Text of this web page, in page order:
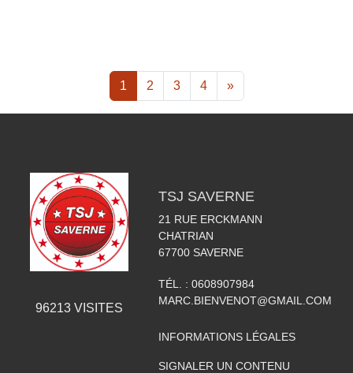
1 2 3 4 »
96213VISITES
TSJ SAVERNE
21 RUE ERCKMANN
CHATRIAN
67700 SAVERNE
TÉL. : 0608907984
MARC.BIENVENOT@GMAIL.COM
INFORMATIONS LÉGALES
SIGNALER UN CONTENU